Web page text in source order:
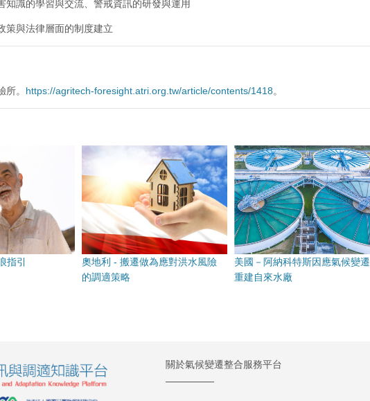
知識的學習與交流、警戒資訊的研發與運用
策與法律層面的制度建立
。 https://agritech-foresight.atri.org.tw/article/contents/1418。
指引
奧地利 - 搬遷做為應對洪水風險
的調適策略
美國－阿納科特斯因應氣候變遷
重建自來水廠
關於氣候變遷整合服務平台